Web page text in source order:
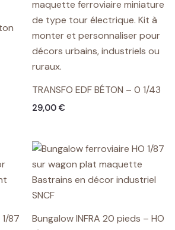
TRANSFO EDF BÉTON – 0 1/43
29,00 €
87
Bungalow INFRA 20 pieds – HO